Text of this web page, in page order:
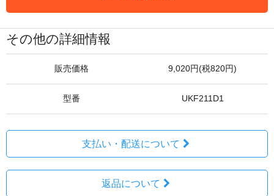
その他の詳細情報
販売価格 9,020円(税820円)
型番 UKF211D1
支払い・配送について
返品について